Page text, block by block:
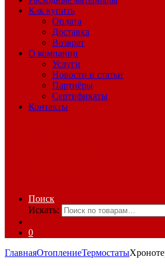
Как купить
Оплата
Доставка
Возврат
О компании
Услуги
Новости и статьи
Партнёры
Сертификаты
Контакты
Поиск
Искать:
0
ГлавнаяОтоплениеТермостаты